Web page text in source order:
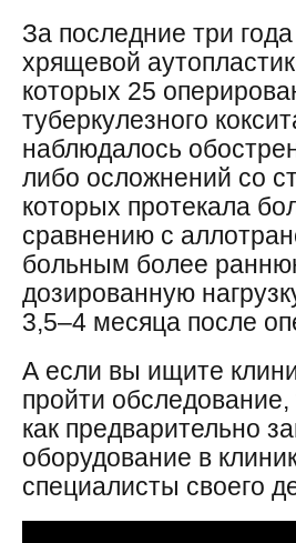
За последние три
хрящевой
которых 25
туберкулезного
наблюдалось
либо осложнений со
которых протекала
сравнению с
больным более
дозированную
3,5–4 месяца после
А если вы ищите
пройти
как предварительно
оборудование в
специалисты своего